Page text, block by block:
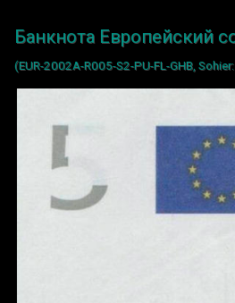
Банкнота Европейский
(EUR-2002A-R005-S2-PU-FL-GHB,